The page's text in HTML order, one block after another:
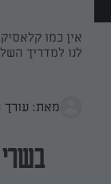
אין כמו
לנו למדריך
מאת: עורך
בשרי